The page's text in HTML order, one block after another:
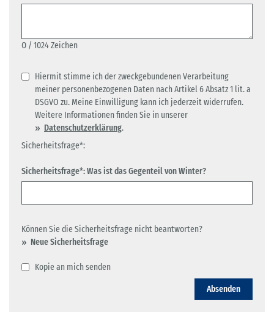
0 / 1024 Zeichen
Hiermit stimme ich der zweckgebundenen Verarbeitung
meiner personenbezogenen Daten nach Artikel 6 Absatz 1 lit. a
DSGVO zu. Meine Einwilligung kann ich jederzeit widerrufen.
Weitere Informationen finden Sie in unserer
Datenschutzerklärung.
Sicherheitsfrage*:
Sicherheitsfrage*: Was ist das Gegenteil von Winter?
Können Sie die Sicherheitsfrage nicht beantworten?
Neue Sicherheitsfrage
Kopie an mich senden
Absenden